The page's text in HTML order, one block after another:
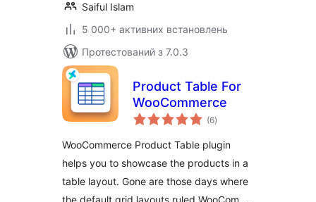
Saiful Islam
5 000+ активних встановлень
Протестований з 7.0.3
Product Table For
WooCommerce
(6загальний
рейтинг
)
WooCommerce Product Table plugin
helps you to showcase the products in a
table layout. Gone are those days where
the default grid layouts ruled WooCom …